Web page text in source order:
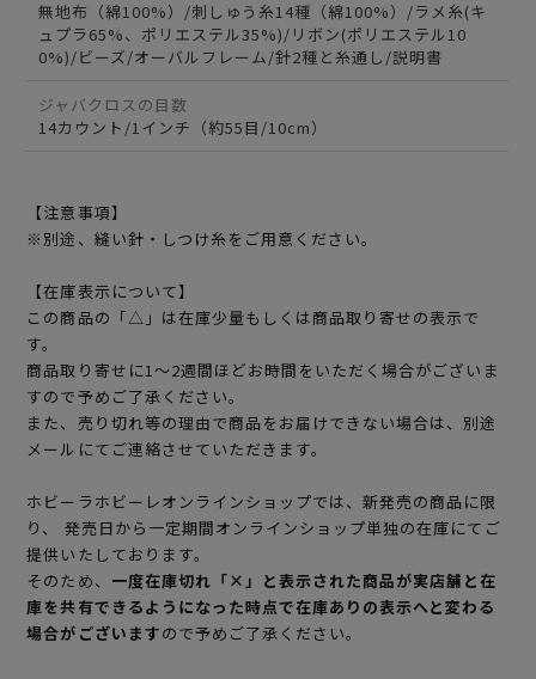
無地布（綿100%）/刺しゅう糸14種（綿100%）/ラメ糸(キ
ュプラ65%、ポリエステル35%)/リボン(ポリエステル10
0%)/ビーズ/オーバルフレーム/針2種と糸通し/説明書
ジャバクロスの目数
14カウント/1インチ（約55目/10cm）
【注意事項】
※別途、縫い針・しつけ糸をご用意ください。
【在庫表示について】
この商品の「△」は在庫少量もしくは商品取り寄せの表示で
す。
商品取り寄せに1～2週間ほどお時間をいただく場合がございま
すので予めご了承ください。
また、売り切れ等の理由で商品をお届けできない場合は、別途
メールにてご連絡させていただきます。
ホビーラホビーレオンラインショップでは、新発売の商品に限
り、 発売日から一定期間オンラインショップ単独の在庫にてご
提供いたしております。
そのため、 一度在庫切れ「×」と表示された商品が実店舗と在
庫を共有できるようになった時点で在庫ありの表示へと変わる
場合がございますので予めご了承ください。